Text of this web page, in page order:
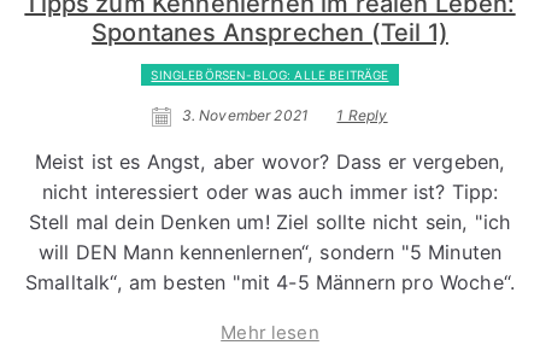
Spontanes Ansprechen (Teil 1)
SINGLEBÖRSEN-BLOG: ALLE BEITRÄGE
3. November 2021 1 Reply
Meist ist es Angst, aber wovor? Dass er vergeben,
nicht interessiert oder was auch immer ist? Tipp:
Stell mal dein Denken um! Ziel sollte nicht sein, "ich
will DEN Mann kennenlernen“, sondern "5 Minuten
Smalltalk“, am besten "mit 4-5 Männern pro Woche“.
Mehr lesen